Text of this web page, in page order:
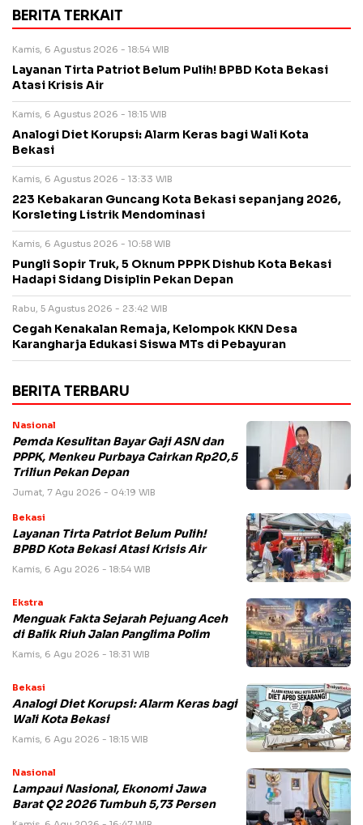
BERITA TERKAIT
Kamis, 6 Agustus 2026 - 18:54 WIB
Layanan Tirta Patriot Belum Pulih! BPBD Kota Bekasi
Atasi Krisis Air
Kamis, 6 Agustus 2026 - 18:15 WIB
Analogi Diet Korupsi: Alarm Keras bagi Wali Kota
Bekasi
Kamis, 6 Agustus 2026 - 13:33 WIB
223 Kebakaran Guncang Kota Bekasi sepanjang 2026,
Korsleting Listrik Mendominasi
Kamis, 6 Agustus 2026 - 10:58 WIB
Pungli Sopir Truk, 5 Oknum PPPK Dishub Kota Bekasi
Hadapi Sidang Disiplin Pekan Depan
Rabu, 5 Agustus 2026 - 23:42 WIB
Cegah Kenakalan Remaja, Kelompok KKN Desa
Karangharja Edukasi Siswa MTs di Pebayuran
BERITA TERBARU
Nasional
Pemda Kesulitan Bayar Gaji ASN dan
PPPK, Menkeu Purbaya Cairkan Rp20,5
Triliun Pekan Depan
Jumat, 7 Agu 2026 - 04:19 WIB
Bekasi
Layanan Tirta Patriot Belum Pulih!
BPBD Kota Bekasi Atasi Krisis Air
Kamis, 6 Agu 2026 - 18:54 WIB
Ekstra
Menguak Fakta Sejarah Pejuang Aceh
di Balik Riuh Jalan Panglima Polim
Kamis, 6 Agu 2026 - 18:31 WIB
Bekasi
Analogi Diet Korupsi: Alarm Keras bagi
Wali Kota Bekasi
Kamis, 6 Agu 2026 - 18:15 WIB
Nasional
Lampaui Nasional, Ekonomi Jawa
Barat Q2 2026 Tumbuh 5,73 Persen